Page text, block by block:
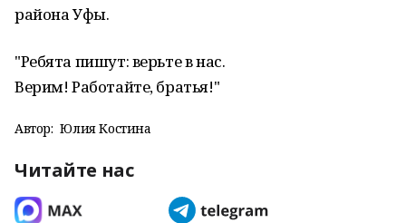
района Уфы.
"Ребята пишут: верьте в нас.
Верим! Работайте, братья!"
Автор: Юлия Костина
Читайте нас